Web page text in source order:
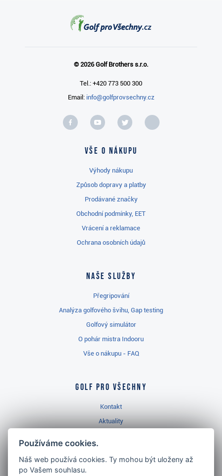
© 2026 Golf Brothers s.r.o.
Tel.: +420 773 500 300
Email: info@golfprovsechny.cz
Vše o nákupu
Výhody nákupu
Způsob dopravy a platby
Prodávané značky
Obchodní podmínky, EET
Vrácení a reklamace
Ochrana osobních údajů
Naše služby
Přegripování
Analýza golfového švihu, Gap testing
Golfový simulátor
O pohár mistra Indooru
Vše o nákupu - FAQ
Golf pro všechny
Kontakt
Aktuality
Golfový slovník
Používáme cookies.
Náš web používá cookies. Ty mohou být uloženy až
po Vašem souhlasu.